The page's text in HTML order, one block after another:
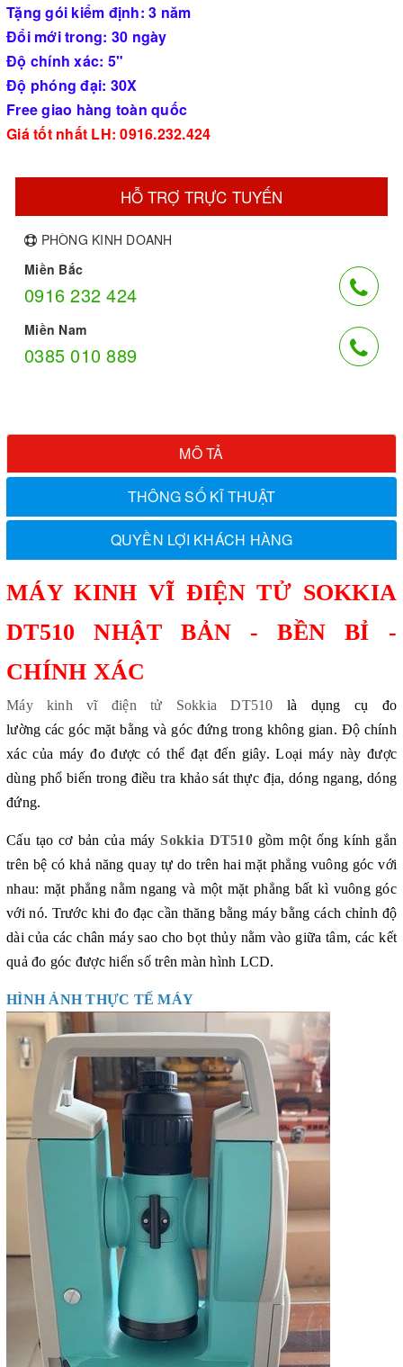
Tặng gói kiểm định: 3 năm
Đổi mới trong: 30 ngày
Độ chính xác: 5"
Độ phóng đại: 30X
Free giao hàng toàn quốc
Giá tốt nhất LH: 0916.232.424
HỖ TRỢ TRỰC TUYẾN
PHÒNG KINH DOANH
Miền Bắc
0916 232 424
Miền Nam
0385 010 889
MÔ TẢ
THÔNG SỐ KĨ THUẬT
QUYỀN LỢI KHÁCH HÀNG
MÁY KINH VĨ ĐIỆN TỬ SOKKIA
DT510 NHẬT BẢN - BỀN BỈ -
CHÍNH XÁC
Máy kinh vĩ điện tử Sokkia DT510 là dụng cụ đo
lường các góc mặt bằng và góc đứng trong không gian. Độ chính
xác của máy đo được có thể đạt đến giây. Loại máy này được
dùng phổ biến trong điều tra khảo sát thực địa, dóng ngang, dóng
đứng.
Cấu tạo cơ bản của máySokkia DT510 gồm một ống kính gắn
trên bệ có khả năng quay tự do trên hai mặt phẳng vuông góc với
nhau: mặt phẳng nằm ngang và một mặt phẳng bất kì vuông góc
với nó. Trước khi đo đạc cần thăng bằng máy bằng cách chỉnh độ
dài của các chân máy sao cho bọt thủy nằm vào giữa tâm, các kết
quả đo góc được hiển số trên màn hình LCD.
HÌNH ẢNH THỰC TẾ MÁY